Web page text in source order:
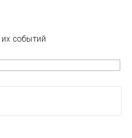
событий